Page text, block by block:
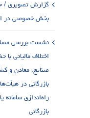
گزارش تصویری /
بخش خصوصی در
نشست بررسی
اختلاف مالیاتی
صنایع، معادن و
بازرگانی در
راه‌اندازی سامانه
بازرگانی